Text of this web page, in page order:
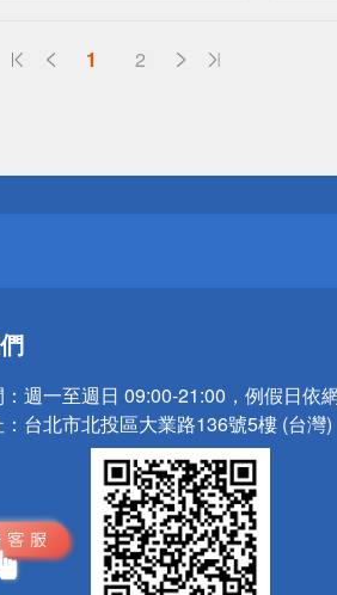
1 2
週一至週日 09:00-21:00，例假日依
台北市北投區大業路136號5樓 (台灣)